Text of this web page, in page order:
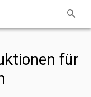
für